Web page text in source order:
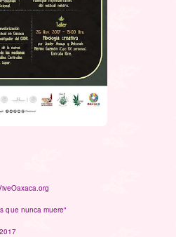
que nunca muere"
2017